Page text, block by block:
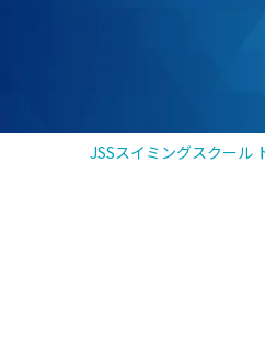
JSSスイミングスクール